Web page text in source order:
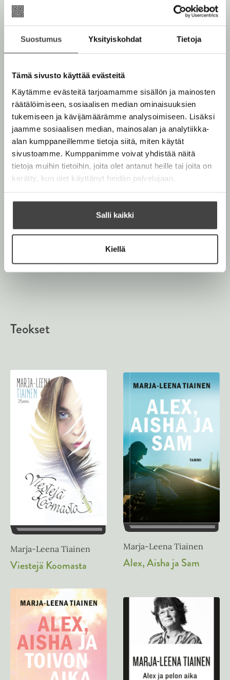
Suostumus Yksityiskohdat Tietoja
Tämä sivusto käyttää evästeitä
Käytämme evästeitä tarjoamamme sisällön ja mainosten
räätälöimiseen, sosiaalisen median ominaisuuksien
tukemiseen ja kävijämäärämme analysoimiseen. Lisäksi
jaamme sosiaalisen median, mainosalan ja analytiikka-
alan kumppaneillemme tietoja siitä, miten käytät
sivustoamme. Kumppanimme voivat yhdistää näitä
tietoja muihin tietoihin, joita olet antanut heille tai joita on
kerätty, kun olet käyttänyt heidän palvelujaan.
Salli kaikki
Kiellä
Teokset
Marja-Leena Tiainen
Viestejä Koomasta
Marja-Leena Tiainen
Alex, Aisha ja Sam